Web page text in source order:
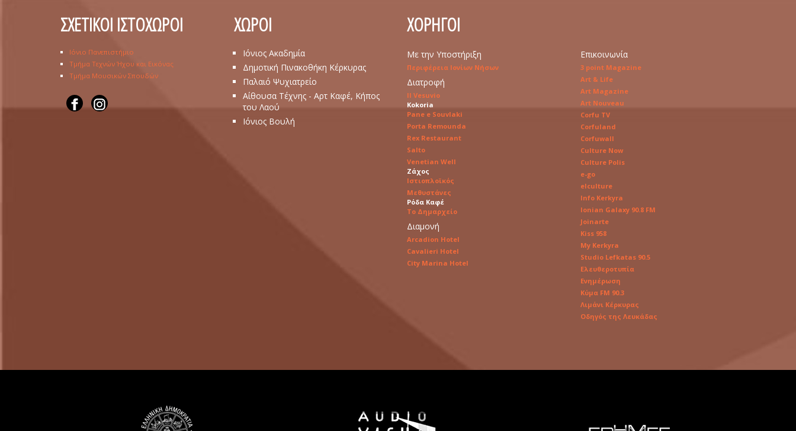
ΣΧΕΤΙΚΟΙ ΙΣΤΟΧΩΡΟΙ
Ιόνιο Πανεπιστήμιο
Τμήμα Τεχνών Ήχου και Εικόνας
Τμήμα Μουσικών Σπουδών
ΧΩΡΟΙ
Ιόνιος Ακαδημία
Δημοτική Πινακοθήκη Κέρκυρας
Παλαιό Ψυχιατρείο
Αίθουσα Τέχνης - Αρτ Καφέ, Κήπος
του Λαού
Ιόνιος Βουλή
ΧΟΡΗΓΟΙ
Με την Υποστήριξη
Περιφέρεια Ιονίων Νήσων
Διατροφή
Il Vesuvio
Kokoria
Pane e Souvlaki
Porta Remounda
Rex Restaurant
Salto
Venetian Well
Ζάχος
Ιστιοπλοϊκός
Μεθυστάνες
Ρόδα Καφέ
Το Δημαρχείο
Διαμονή
Arcadion Hotel
Cavalieri Hotel
City Marina Hotel
Επικοινωνία
3 point Magazine
Art & Life
Art Magazine
Art Nouveau
Corfu TV
Corfuland
Corfuwall
Culture Now
Culture Polis
e-go
elculture
Info Kerkyra
Ionian Galaxy 90.8 FM
Joinarte
Kiss 958
My Kerkyra
Studio Lefkatas 90.5
Ελευθεροτυπία
Ενημέρωση
Κύμα FM 90.3
Λιμάνι Κέρκυρας
Οδηγός της Λευκάδας